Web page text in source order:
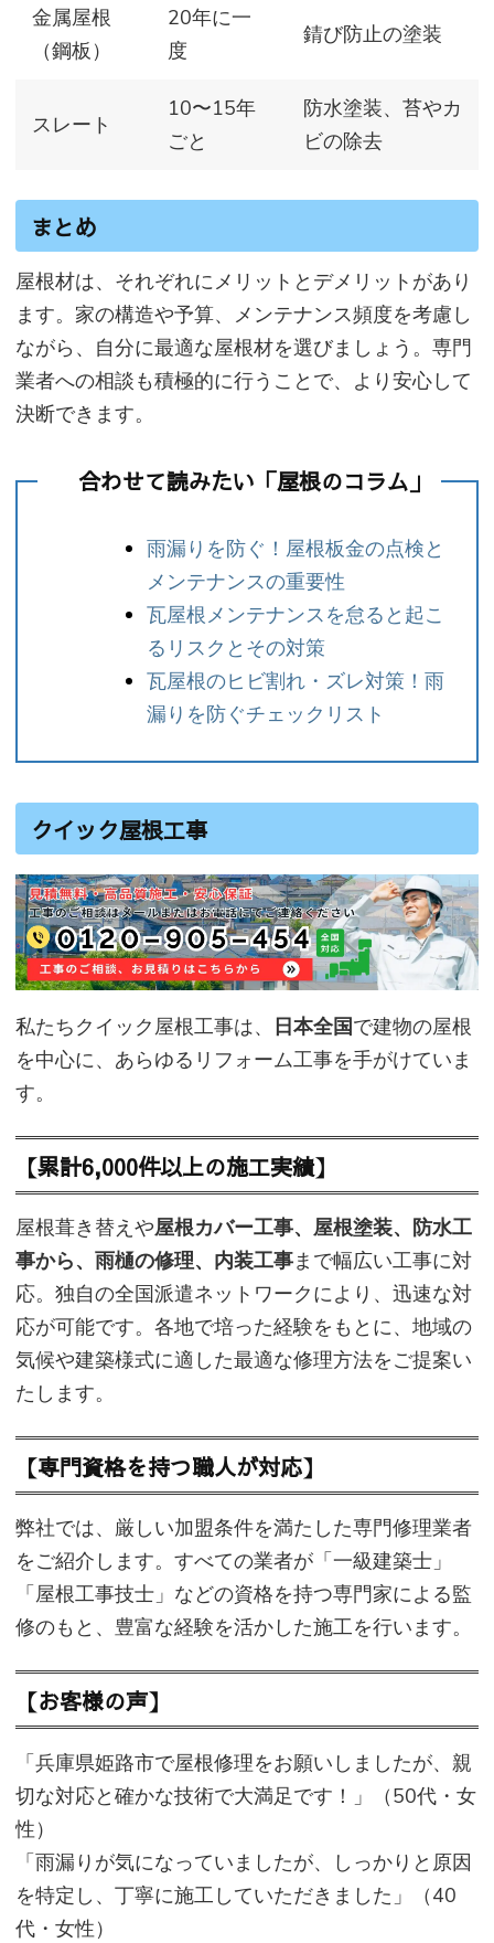
金属屋根
（鋼板）
20年に一
度
錆び防止の塗装
スレート
10〜15年
ごと
防水塗装、苔やカ
ビの除去
まとめ
屋根材は、それぞれにメリットとデメリットがあり
ます。家の構造や予算、メンテナンス頻度を考慮し
ながら、自分に最適な屋根材を選びましょう。専門
業者への相談も積極的に行うことで、より安心して
決断できます。
合わせて読みたい「屋根のコラム」
雨漏りを防ぐ！屋根板金の点検と
メンテナンスの重要性
瓦屋根メンテナンスを怠ると起こ
るリスクとその対策
瓦屋根のヒビ割れ・ズレ対策！雨
漏りを防ぐチェックリスト
クイック屋根工事
私たちクイック屋根工事は、 日本全国で建物の屋根
を中心に、あらゆるリフォーム工事を手がけていま
す。
【累計6,000件以上の施工実績】
屋根葺き替えや屋根カバー工事、屋根塗装、防水工
事から、雨樋の修理、内装工事まで幅広い工事に対
応。独自の全国派遣ネットワークにより、迅速な対
応が可能です。各地で培った経験をもとに、地域の
気候や建築様式に適した最適な修理方法をご提案い
たします。
【専門資格を持つ職人が対応】
弊社では、厳しい加盟条件を満たした専門修理業者
をご紹介します。すべての業者が「一級建築士」
「屋根工事技士」などの資格を持つ専門家による監
修のもと、豊富な経験を活かした施工を行います。
【お客様の声】
「兵庫県姫路市で屋根修理をお願いしましたが、親
切な対応と確かな技術で大満足です！」（50代・女
性）
「雨漏りが気になっていましたが、しっかりと原因
を特定し、丁寧に施工していただきました」（40
代・女性）